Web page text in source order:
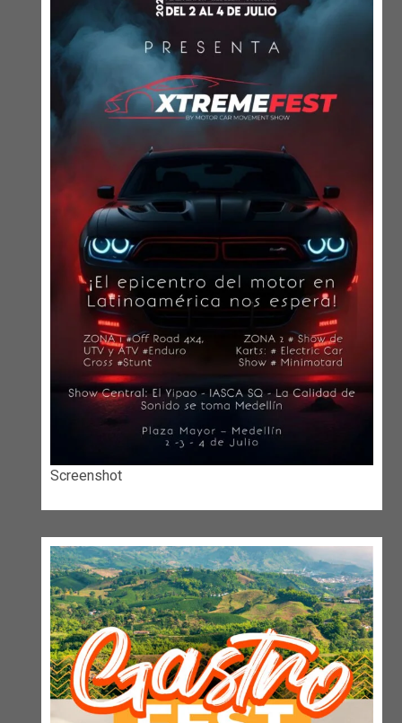
Screenshot